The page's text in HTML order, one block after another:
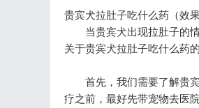
贵宾犬拉肚子吃什么药（效果
当贵宾犬出现拉肚子的情
关于贵宾犬拉肚子吃什么药
首先，我们需要了解贵宾
疗之前，最好先带宠物去医